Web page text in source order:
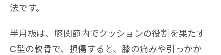
法です。
半月板は、膝関節内でクッションの役割を果たす
C型の軟骨で、損傷すると、膝の痛みや引っかか